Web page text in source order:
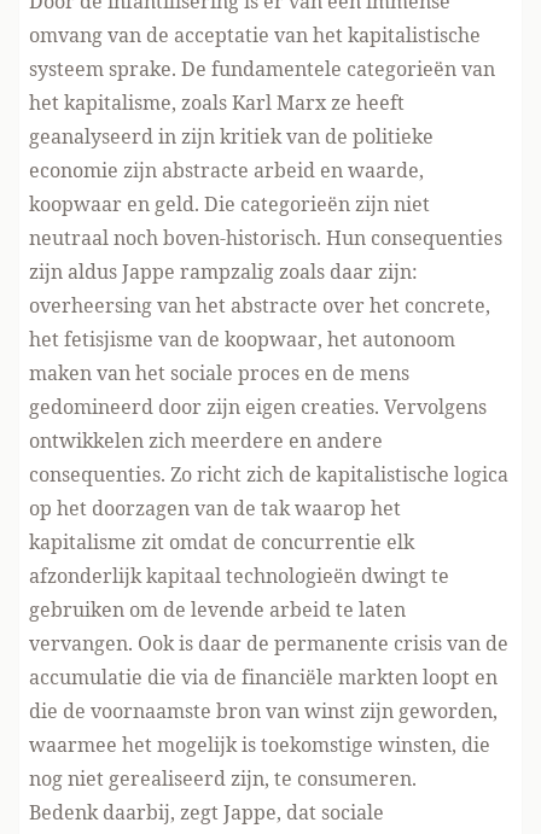
omvang van de acceptatie van het kapitalistische
systeem sprake. De fundamentele categorieën van
het kapitalisme, zoals Karl Marx ze heeft
geanalyseerd in zijn kritiek van de politieke
economie zijn abstracte arbeid en waarde,
koopwaar en geld. Die categorieën zijn niet
neutraal noch boven-historisch. Hun consequenties
zijn aldus Jappe rampzalig zoals daar zijn:
overheersing van het abstracte over het concrete,
het fetisjisme van de koopwaar, het autonoom
maken van het sociale proces en de mens
gedomineerd door zijn eigen creaties. Vervolgens
ontwikkelen zich meerdere en andere
consequenties. Zo richt zich de kapitalistische logica
op het doorzagen van de tak waarop het
kapitalisme zit omdat de concurrentie elk
afzonderlijk kapitaal technologieën dwingt te
gebruiken om de levende arbeid te laten
vervangen. Ook is daar de permanente crisis van de
accumulatie die via de financiële markten loopt en
die de voornaamste bron van winst zijn geworden,
waarmee het mogelijk is toekomstige winsten, die
nog niet gerealiseerd zijn, te consumeren.
Bedenk daarbij, zegt Jappe, dat sociale